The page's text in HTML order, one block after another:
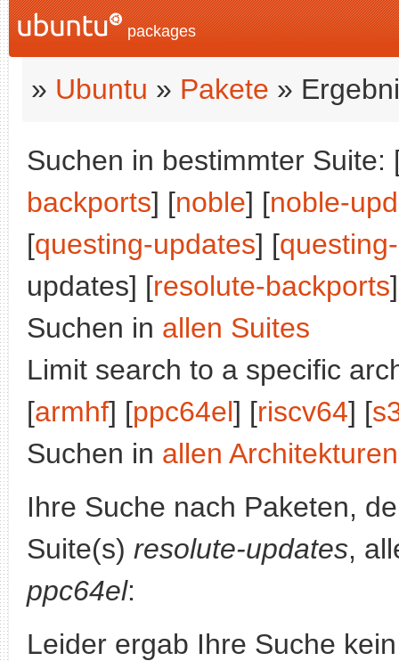
packages
» Ubuntu » Pakete »
Suchen in bestimmter Suite:
backports] [noble] [noble-
[questing-updates] [
updates] [resolute-backports
Suchen in allen Suites
Limit search to a specific
[armhf] [ppc64el] [riscv64] [
Suchen in allen Architekturen
Ihre Suche nach Paketen,
Suite(s) resolute-updates,
ppc64el:
Leider ergab Ihre Suche